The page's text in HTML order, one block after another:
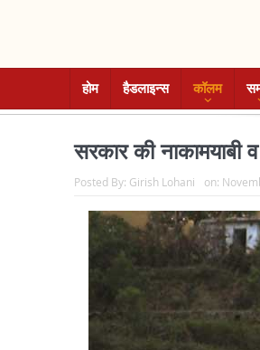
होम हैडलाइन्स कॉलम
सरकार की नाकामयाबी
Posted By: Girish Lohani on: